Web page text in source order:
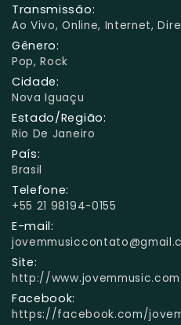
Transmissão:
Ao Vivo, Online, Internet,
Gênero:
Pop, Rock
Cidade:
Nova Iguaçu
Estado/Região:
Rio De Janeiro
País:
Brasil
Telefone:
+55 21 98194-0155
E-mail:
Site:
http://
Facebook:
https://facebook.com/